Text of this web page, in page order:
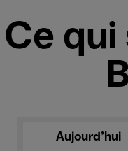
Ce qui
Aujourd'hui